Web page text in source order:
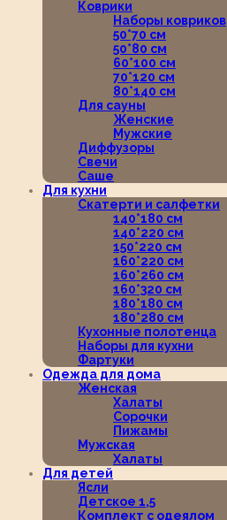
Коврики
Наборы ковриков
50*70 см
50*80 см
60*100 см
70*120 см
80*140 см
Для сауны
Женские
Мужские
Диффузоры
Свечи
Саше
Для кухни
Скатерти и салфетки
140*180 см
140*220 см
150*220 см
160*220 см
160*260 см
160*320 см
180*180 см
180*280 см
Кухонные полотенца
Наборы для кухни
Фартуки
Одежда для дома
Женская
Халаты
Сорочки
Пижамы
Мужская
Халаты
Для детей
Ясли
Детское 1,5
Комплект с одеялом